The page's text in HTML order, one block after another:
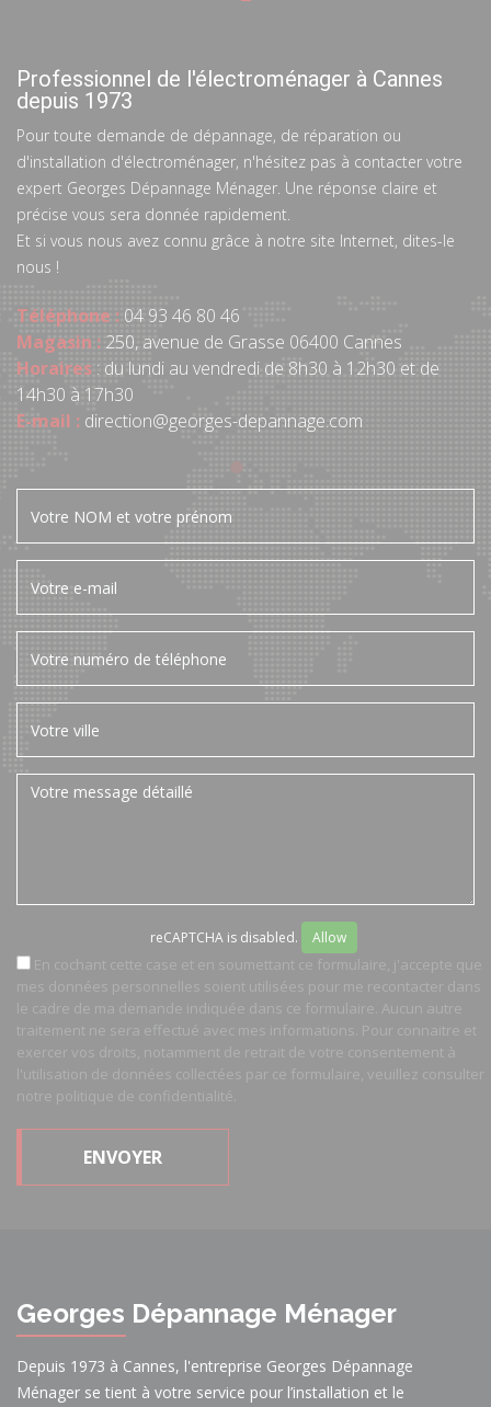
Professionnel de l'électroménager à Cannes
depuis 1973
Pour toute demande de dépannage, de réparation ou
d'installation d'électroménager, n'hésitez pas à contacter votre
expert Georges Dépannage Ménager. Une réponse claire et
précise vous sera donnée rapidement.
Et si vous nous avez connu grâce à notre site Internet, dites-le
nous !
Téléphone : 04 93 46 80 46
Magasin : 250, avenue de Grasse 06400 Cannes
Horaires : du lundi au vendredi de 8h30 à 12h30 et de
14h30 à 17h30
E-mail : direction@georges-depannage.com
reCAPTCHA is disabled. Allow
En cochant cette case et en soumettant ce formulaire, j'accepte que
mes données personnelles soient utilisées pour me recontacter dans
le cadre de ma demande indiquée dans ce formulaire. Aucun autre
traitement ne sera effectué avec mes informations. Pour connaitre et
exercer vos droits, notamment de retrait de votre consentement à
l'utilisation de données collectées par ce formulaire, veuillez consulter
notre politique de confidentialité.
Georges Dépannage Ménager
Depuis 1973 à Cannes, l'entreprise Georges Dépannage
Ménager se tient à votre service pour l’installation et le